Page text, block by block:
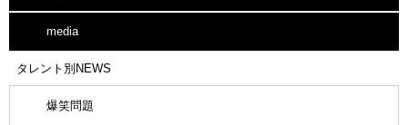
media
タレント別NEWS
爆笑問題